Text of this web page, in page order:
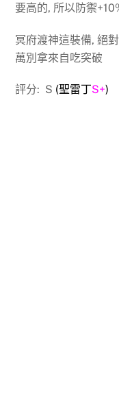
要高的, 所以防禦
冥府渡神這裝備, 絕
萬別拿來自吃突破
評分: S (聖雷丁S+)